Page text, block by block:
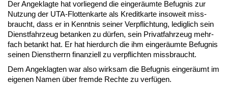
Der An­ge­klag­te hat vor­lie­gend die ein­geräum­te Be­fug­nis zur
Nut­zung der UTA-Flot­ten­kar­te als Kre­dit­kar­te in­so­weit miss­
braucht, dass er in Kennt­nis sei­ner Ver­pflich­tung, le­dig­lich sein
Dienst­fahr­zeug be­tan­ken zu dürfen, sein Pri­vat­fahr­zeug mehr­
fach be­tankt hat. Er hat hier­durch die ihm ein­geräum­te Be­fug­nis
sei­nen Dienst­herrn fi­nan­zi­ell zu ver­pflich­ten miss­braucht.
Dem An­ge­klag­ten war al­so wirk­sam die Be­fug­nis ein­geräumt im
ei­ge­nen Na­men über frem­de Rech­te zu verfügen.